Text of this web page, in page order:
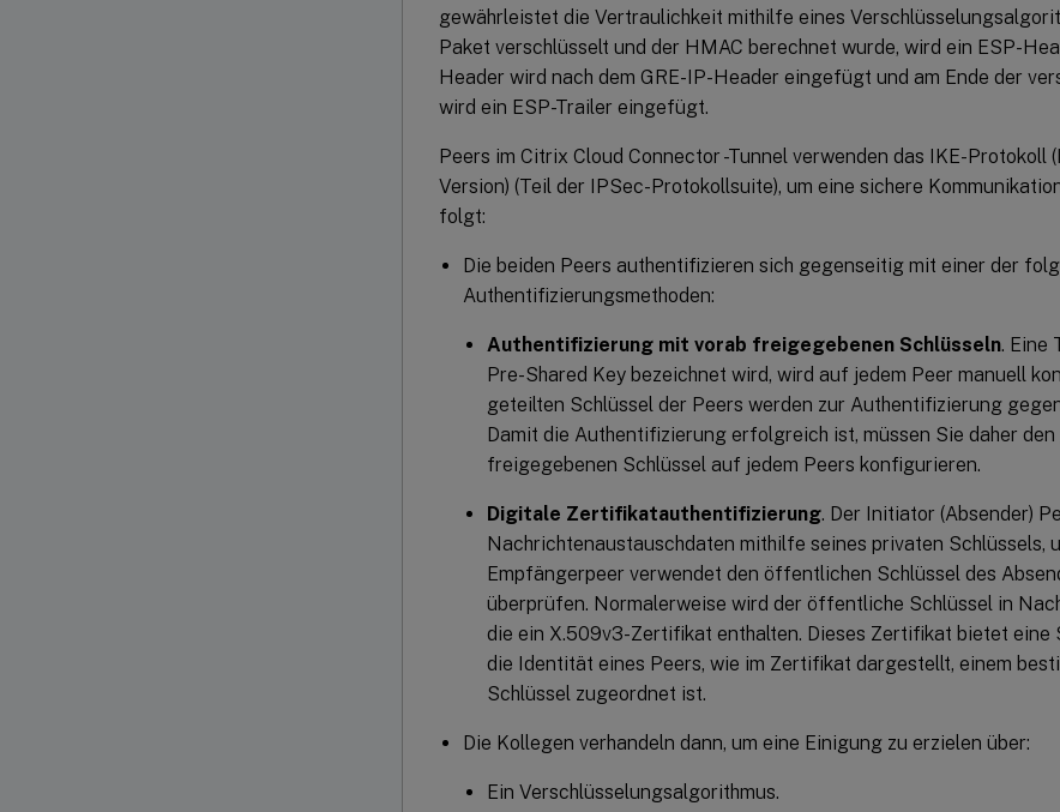
gewährleistet die Vertraulichkeit mithilfe eines
Paket verschlüsselt und der HMAC berechnet wurde, wird ein ESP-
Header wird nach dem GRE-IP-Header eingefügt und am Ende der
wird ein ESP-Trailer eingefügt.
Peers im Citrix Cloud Connector -Tunnel verwenden das IKE-Protokoll
Version) (Teil der IPSec-Protokollsuite), um eine sichere
folgt:
Die beiden Peers authentifizieren sich gegenseitig mit einer der
Authentifizierungsmethoden:
Authentifizierung mit vorab freigegebenen Schlüsseln. Eine
Pre-Shared Key bezeichnet wird, wird auf jedem Peer manuell
geteilten Schlüssel der Peers werden zur Authentifizierung
Damit die Authentifizierung erfolgreich ist, müssen Sie daher
freigegebenen Schlüssel auf jedem Peers konfigurieren.
Digitale Zertifikatauthentifizierung. Der Initiator (Absender)
Nachrichtenaustauschdaten mithilfe seines privaten Schlüssels,
Empfängerpeer verwendet den öffentlichen Schlüssel des
überprüfen. Normalerweise wird der öffentliche Schlüssel in
die ein X.509v3-Zertifikat enthalten. Dieses Zertifikat bietet eine
die Identität eines Peers, wie im Zertifikat dargestellt, einem
Schlüssel zugeordnet ist.
Die Kollegen verhandeln dann, um eine Einigung zu erzielen über:
Ein Verschlüsselungsalgorithmus.